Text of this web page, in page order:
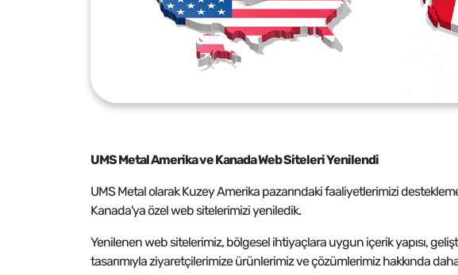
UMS Metal Amerika ve Kanada Web Siteleri Yenilendi
UMS Metal olarak Kuzey Amerika pazarındaki faaliyetlerimizi
Kanada'ya özel web sitelerimizi yeniledik.
Yenilenen web sitelerimiz, bölgesel ihtiyaçlara uygun içerik yapısı,
tasarımıyla ziyaretçilerimize ürünlerimiz ve çözümlerimiz hakkında